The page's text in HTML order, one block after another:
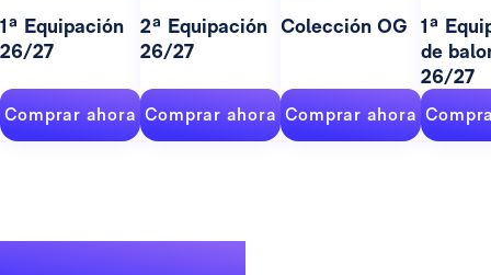
1ª Equipación
26/27
Comprar ahora
2ª Equipación
26/27
Comprar ahora
Colección OG
Comprar ahora
1ª
de
26/27